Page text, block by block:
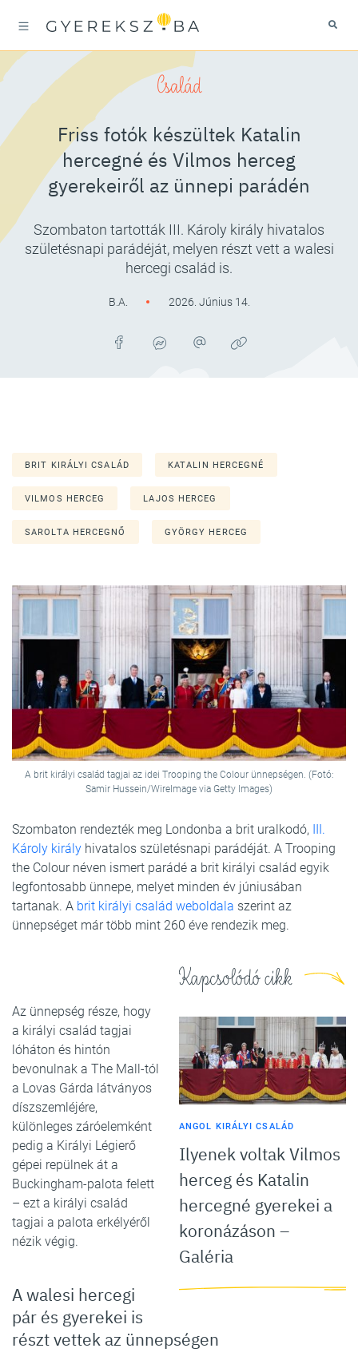
Család
Friss fotók készültek Katalin
hercegné és Vilmos herceg
gyerekeiről az ünnepi parádén
Szombaton tartották III. Károly király hivatalos
születésnapi parádéját, melyen részt vett a walesi
hercegi család is.
B.A. 2026. Június 14.
BRIT KIRÁLYI CSALÁD KATALIN HERCEGNÉ
VILMOS HERCEG LAJOS HERCEG
SAROLTA HERCEGNŐ GYÖRGY HERCEG
A brit királyi család tagjai az idei Trooping the Colour ünnepségen. (Fotó:
Samir Hussein/WireImage via Getty Images)
Szombaton rendezték meg Londonba a brit uralkodó,
III.
Károly király hivatalos születésnapi parádéját. A Trooping
the Colour néven ismert parádé a brit királyi család egyik
legfontosabb ünnepe, melyet minden év júniusában
tartanak. A brit királyi család weboldala szerint az
ünnepséget már több mint 260 éve rendezik meg.
Kapcsolódó cikk
ANGOL KIRÁLYI CSALÁD
Ilyenek voltak Vilmos
herceg és Katalin
hercegné gyerekei a
koronázáson –
Galéria
Az ünnepség része, hogy
a királyi család tagjai
lóháton és hintón
bevonulnak a The Mall-tól
a Lovas Gárda látványos
díszszemléjére,
különleges záróelemként
pedig a Királyi Légierő
gépei repülnek át a
Buckingham-palota felett
– ezt a királyi család
tagjai a palota erkélyéről
nézik végig.
A walesi hercegi
pár és gyerekei is
részt vettek az ünnepségen